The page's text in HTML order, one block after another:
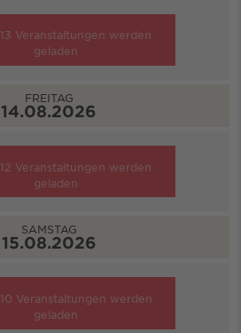
13 Veranstaltungen werden
geladen
FREITAG
14.08.2026
12 Veranstaltungen werden
geladen
SAMSTAG
15.08.2026
10 Veranstaltungen werden
geladen